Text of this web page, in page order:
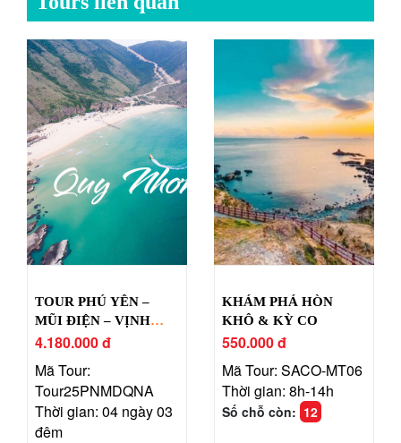
TOUR PHÚ YÊN –
MŨI ĐIỆN – VỊNH
VŨNG RÔ – QUY
4.180.000 đ
Mã Tour:
Tour25PNMDQNA
Thời gian: 04 ngày 03
đêm
KHÁM PHÁ HÒN
KHÔ & KỲ CO
550.000 đ
Mã Tour: SACO-MT06
Thời gian: 8h-14h
Số chỗ còn: 12